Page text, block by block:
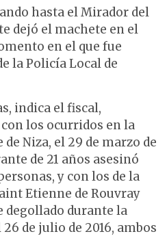
hasta el Mirador del
dejó el machete en el
en el que fue
la Policía Local de
indica el fiscal,
los ocurridos en la
Niza, el 29 de marzo de
de 21 años asesinó
y con los de la
Etienne de Rouvray
degollado durante la
de julio de 2016, ambos